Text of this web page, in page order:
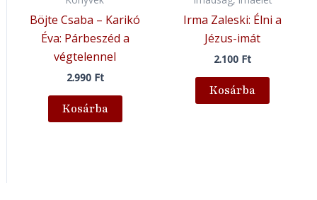
Böjte Csaba – Karikó
Éva: Párbeszéd a
végtelennel
2.990 Ft
Kosárba
Irma Zaleski: Élni a
Jézus-imát
2.100 Ft
Kosárba